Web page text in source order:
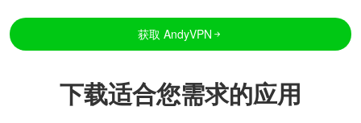
获取 AndyVPN
下载适合您需求的应用